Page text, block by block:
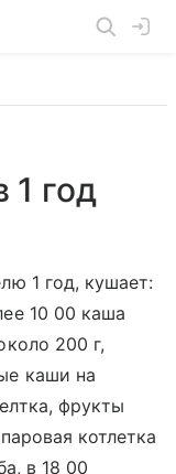
1 год
1 год, кушает:
10 00 каша
200 г,
каши на
фрукты
котлетка
в 18 00